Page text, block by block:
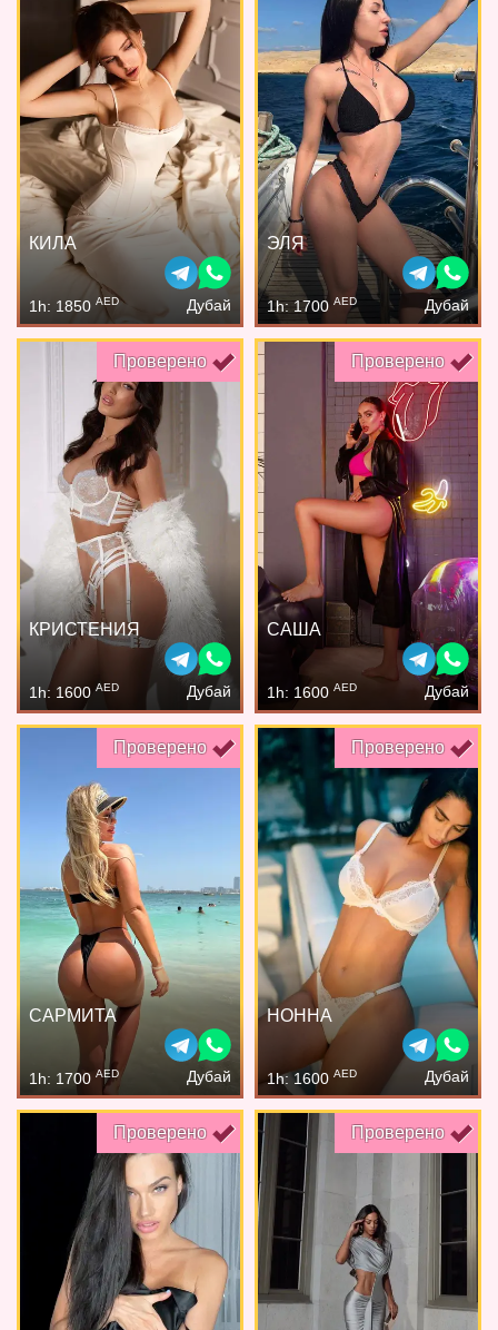
КИЛА
1h: 1850 AED Дубай
ЭЛЯ
1h: 1700 AED Дубай
Проверено
КРИСТЕНИЯ
1h: 1600 AED Дубай
Проверено
САША
1h: 1600 AED Дубай
Проверено
САРМИТА
1h: 1700 AED Дубай
Проверено
НОННА
1h: 1600 AED Дубай
Проверено Проверено